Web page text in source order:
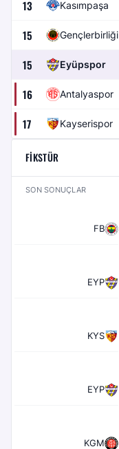
13 Kasımpaşa
15
Gençlerbirliği
15
Eyüpspor
16
Antalyaspor
17
Kayserispor
FIKSTÜR
SON SONUÇLAR
FB
EYP
KYS
EYP
KGM